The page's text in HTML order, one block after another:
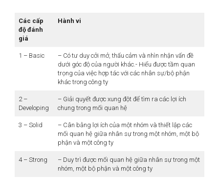
Các cấp
độ đánh
giá
Hành vi
1 – Basic
– Có tư duy cởi mở, thấu cảm và nhìn nhận vấn đề
dưới góc độ của người khác.- Hiểu được tầm quan
trọng của việc hợp tác với các nhân sự/bộ phận
khác trong công ty
2 –
Developing
– Giải quyết được xung đột để tìm ra các lợi ích
chung trong mối quan hệ
3 – Solid
– Cân bằng lợi ích của một nhóm và thiết lập các
mối quan hệ giữa nhân sự trong một nhóm, một bộ
phận và một công ty
4 – Strong
– Duy trì được mối quan hệ giữa nhân sự trong một
nhóm, một bộ phận và một công ty